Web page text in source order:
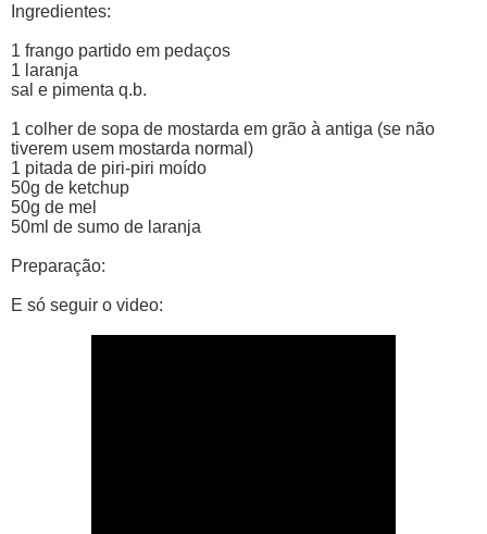
Ingredientes:
1 frango partido em pedaços
1 laranja
sal e pimenta q.b.
1 colher de sopa de mostarda em grão à antiga (se não
tiverem usem mostarda normal)
1 pitada de piri-piri moído
50g de ketchup
50g de mel
50ml de sumo de laranja
Preparação:
E só seguir o video: